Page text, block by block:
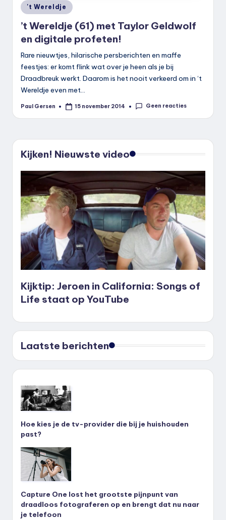
Geplaatst
in
't Wereldje
’t Wereldje (61) met Taylor Geldwolf
en digitale profeten!
Rare nieuwtjes, hilarische persberichten en maffe
feestjes: er komt flink wat over je heen als je bij
Draadbreuk werkt. Daarom is het nooit verkeerd om in ‘t
Wereldje even met…
Geplaatst
Paul Gersen 15 november 2014 Geen reacties
Kijken! Nieuwste video
Kijktip: Jeroen in California: Songs of
Life staat op YouTube
Laatste berichten
Hoe kies je de tv-provider die bij je huishouden
past?
Capture One lost het grootste pijnpunt van
draadloos fotograferen op en brengt dat nu naar
je telefoon